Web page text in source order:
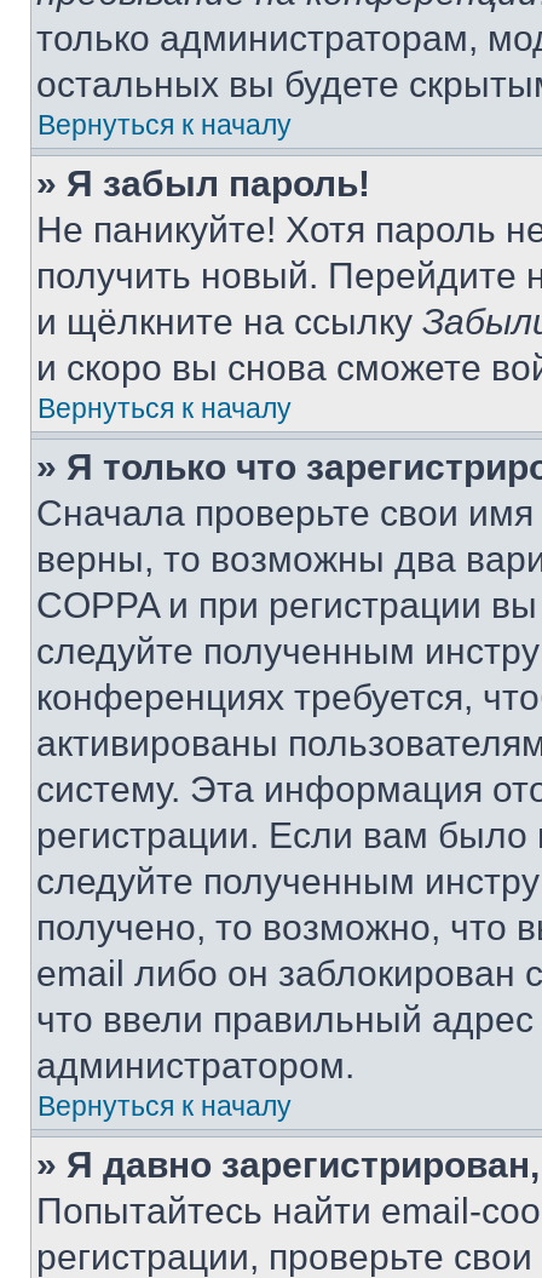
только администраторам,
остальных вы будете
Вернуться к началу
» Я забыл пароль!
Не паникуйте! Хотя пароль
получить новый. Перейдите
и щёлкните на ссылку
и скоро вы снова сможете
Вернуться к началу
» Я только что
Сначала проверьте свои
верны, то возможны два
COPPA и при регистрации
следуйте полученным
конференциях требуется,
активированы
систему. Эта информация
регистрации. Если вам
следуйте полученным
получено, то возможно, что
email либо он
что ввели правильный адрес
администратором.
Вернуться к началу
» Я давно
Попытайтесь найти email-
регистрации, проверьте